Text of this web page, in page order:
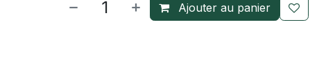
Ajouter au panier